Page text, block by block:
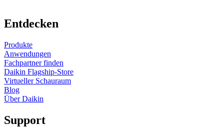
Entdecken
Produkte
Anwendungen
Fachpartner finden
Daikin Flagship-Store
Virtueller Schauraum
Blog
Über Daikin
Support